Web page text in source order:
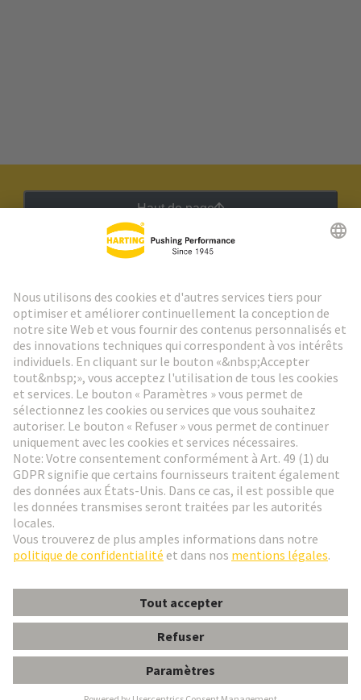
DIN F CAPOT PASSAGE VERTICAL
Haut de page
Aller à l'inscription
Social Media
France Français
© HARTING Technology Group
ContactPolitique de confidentialité
Conditions Générales de Vente